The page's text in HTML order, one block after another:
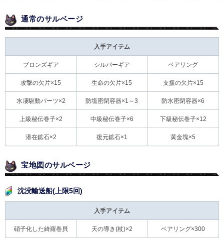
通常のサルベージ
入手アイテム
ブロンズギア シルバーギア ベアリング
攻撃の欠片×15 生命の欠片×15 支援の欠片×15
水凄駆動パーツ×2 防塩密閉容器×1～3 防水密閉容器×6
上級秘伝巻子×2 中級秘伝巻子×6 下級秘伝巻子×12
潜在鉱石×2 復元鉱石×1 黄金塊×5
宝地図のサルベージ
沈没輸送船(上限5回)
入手アイテム
硝子化した綺羅巻貝 天の導き(杖)×2 ベアリング×300